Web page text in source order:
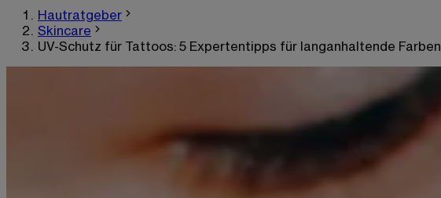
Hautratgeber
Skincare
UV-Schutz für Tattoos: 5 Expertentipps für langanhaltende Farben